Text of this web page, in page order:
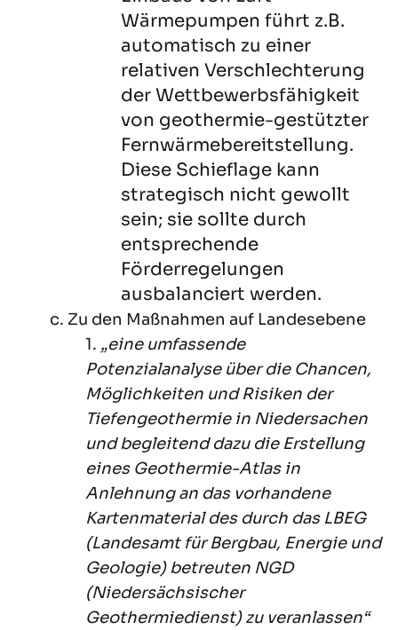
Wärmepumpen führt z.B.
automatisch zu einer
relativen Verschlechterung
der Wettbewerbsfähigkeit
von geothermie-gestützter
Fernwärmebereitstellung.
Diese Schieflage kann
strategisch nicht gewollt
sein; sie sollte durch
entsprechende
Förderregelungen
ausbalanciert werden.
c. Zu den Maßnahmen auf Landesebene
1. „eine umfassende
Potenzialanalyse über die Chancen,
Möglichkeiten und Risiken der
Tiefengeothermie in Niedersachen
und begleitend dazu die Erstellung
eines Geothermie-Atlas in
Anlehnung an das vorhandene
Kartenmaterial des durch das LBEG
(Landesamt für Bergbau, Energie und
Geologie) betreuten NGD
(Niedersächsischer
Geothermiedienst) zu veranlassen“